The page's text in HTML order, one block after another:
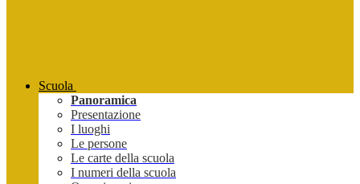
Scuola
Panoramica
Presentazione
I luoghi
Le persone
Le carte della scuola
I numeri della scuola